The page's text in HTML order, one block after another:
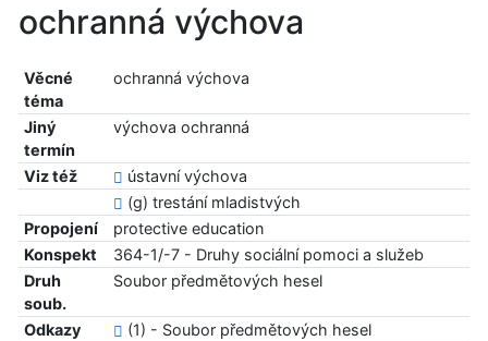
ochranná výchova
Věcné
téma
ochranná výchova
Jiný
termín
výchova ochranná
Viz též
ústavní výchova
(g) trestání mladistvých
Propojení
protective education
Konspekt
364-1/-7 - Druhy sociální pomoci a služeb
Druh
soub.
Soubor předmětových hesel
Odkazy
(1) - Soubor předmětových hesel